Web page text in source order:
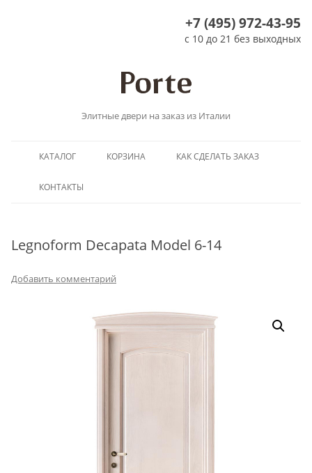
+7 (495) 972-43-95
с 10 до 21 без выходных
Элитные двери на заказ из Италии
КАТАЛОГ КОРЗИНА КАК СДЕЛАТЬ ЗАКАЗ
КОНТАКТЫ
Legnoform Decapata Model 6-14
Добавить комментарий